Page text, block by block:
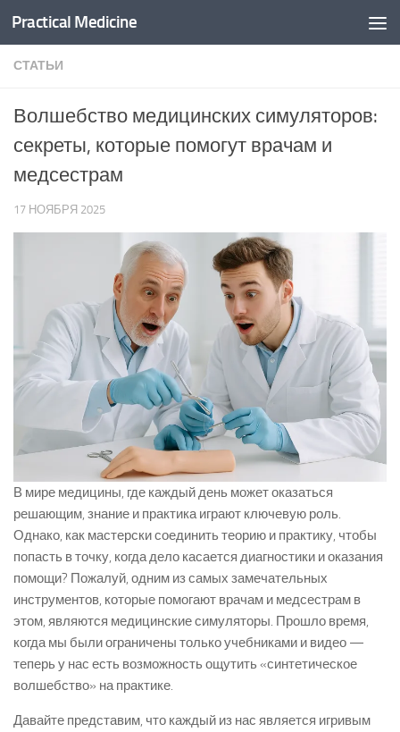
Перейти к содержимому
Practical Medicine
СТАТЬИ
Волшебство медицинских симуляторов:
секреты, которые помогут врачам и
медсестрам
17 НОЯБРЯ 2025
В мире медицины, где каждый день может оказаться
решающим, знание и практика играют ключевую роль.
Однако, как мастерски соединить теорию и практику, чтобы
попасть в точку, когда дело касается диагностики и оказания
помощи? Пожалуй, одним из самых замечательных
инструментов, которые помогают врачам и медсестрам в
этом, являются медицинские симуляторы. Прошло время,
когда мы были ограничены только учебниками и видео —
теперь у нас есть возможность ощутить «синтетическое
волшебство» на практике.
Давайте представим, что каждый из нас является игривым